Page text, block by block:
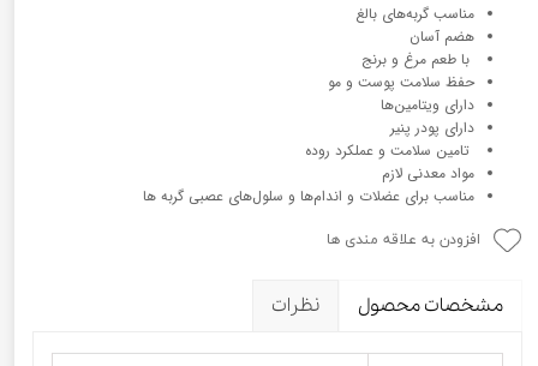
مناسب گربه‌های بالغ
هضم آسان
با طعم مرغ و برنج
حفظ سلامت پوست و مو
دارای ویتامین‌ها
دارای پودر پنیر
تامین سلامت و عملکرد روده
مواد معدنی لازم
مناسب برای عضلات و اندام‌ها و سلول‌های عصبی گربه ها
افزودن به علاقه مندی ها
مشخصات محصول نظرات